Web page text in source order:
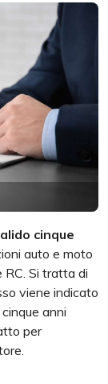
cinque
auto e moto
RC. Si tratta di
viene indicato
anni
per